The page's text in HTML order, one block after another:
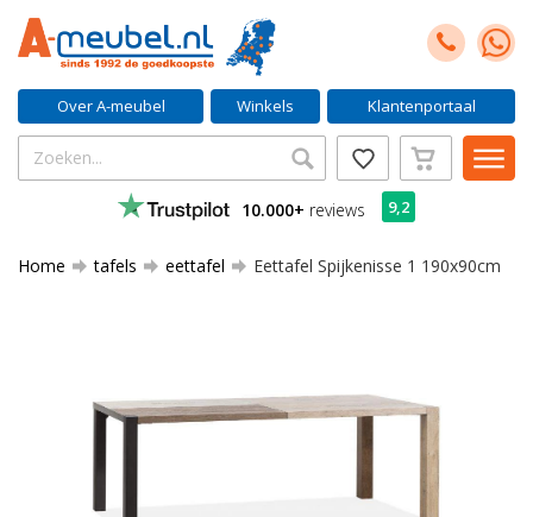
Over A-meubel Winkels Klantenportaal
10.000+ reviews 9,2
Home tafels eettafel Eettafel Spijkenisse 1 190x90cm